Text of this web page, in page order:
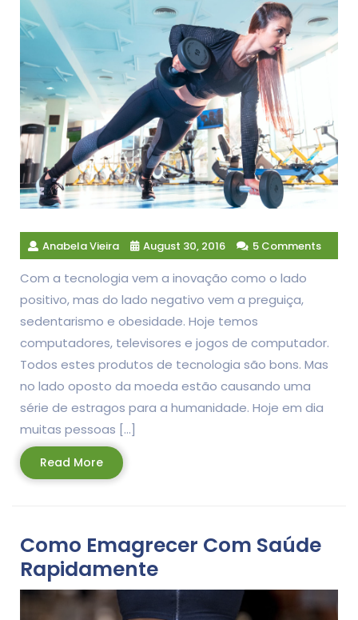
Anabela Vieira August 30, 2016 5 Comments
Com a tecnologia vem a inovação como o lado
positivo, mas do lado negativo vem a preguiça,
sedentarismo e obesidade. Hoje temos
computadores, televisores e jogos de computador.
Todos estes produtos de tecnologia são bons. Mas
no lado oposto da moeda estão causando uma
série de estragos para a humanidade. Hoje em dia
muitas pessoas […]
Read MoreRead
More
Como Emagrecer Com Saúde
Rapidamente